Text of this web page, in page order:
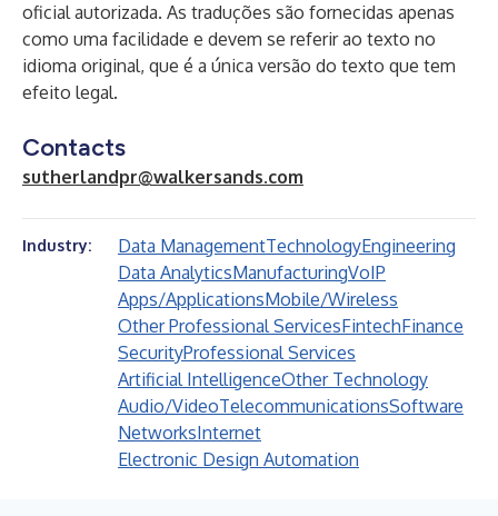
oficial autorizada. As traduções são fornecidas apenas
como uma facilidade e devem se referir ao texto no
idioma original, que é a única versão do texto que tem
efeito legal.
Contacts
sutherlandpr@walkersands.com
Industry: Data ManagementTechnologyEngineering
Data AnalyticsManufacturingVoIP
Apps/ApplicationsMobile/Wireless
Other Professional ServicesFintechFinance
SecurityProfessional Services
Artificial IntelligenceOther Technology
Audio/VideoTelecommunicationsSoftware
NetworksInternet
Electronic Design Automation